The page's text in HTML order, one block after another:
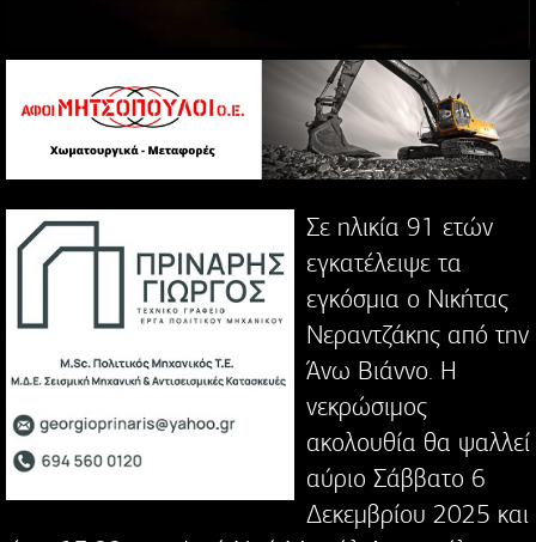
Σε ηλικία 91 ετών
εγκατέλειψε τα
εγκόσμια ο Νικήτας
Νεραντζάκης από την
Άνω Βιάννο. Η
νεκρώσιμος
ακολουθία θα ψαλλεί
αύριο Σάββατο 6
Δεκεμβρίου 2025 και